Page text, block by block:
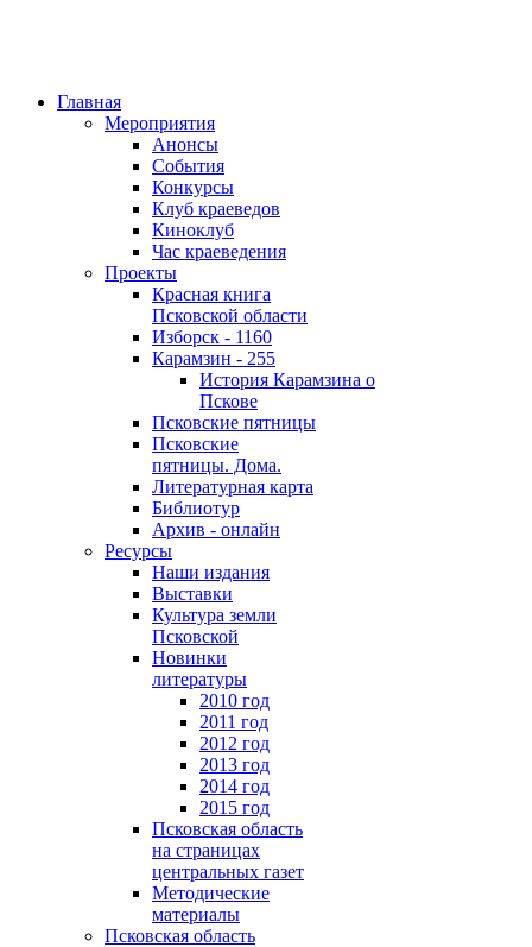
Главная
Мероприятия
Анонсы
События
Конкурсы
Клуб краеведов
Киноклуб
Час краеведения
Проекты
Красная книга
Псковской области
Изборск - 1160
Карамзин - 255
История Карамзина о
Пскове
Псковские пятницы
Псковские
пятницы. Дома.
Литературная карта
Библиотур
Архив - онлайн
Ресурсы
Наши издания
Выставки
Культура земли
Псковской
Новинки
литературы
2010 год
2011 год
2012 год
2013 год
2014 год
2015 год
Псковская область
на страницах
центральных газет
Методические
материалы
Псковская область